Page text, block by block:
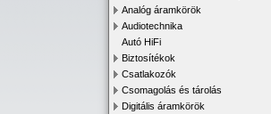
Analóg áramkörök
Audiotechnika
Autó HiFi
Biztosítékok
Csatlakozók
Csomagolás és tárolás
Digitális áramkörök